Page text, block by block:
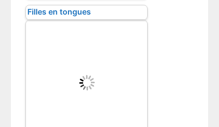
Filles en tongues